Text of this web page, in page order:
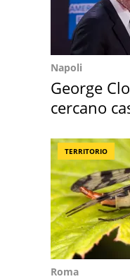
Napoli
George
cercano
TERRITORIO
Roma